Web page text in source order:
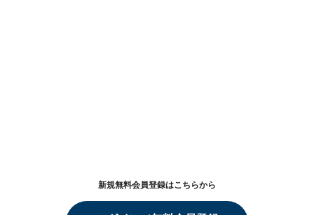
新規無料会員登録はこちらから